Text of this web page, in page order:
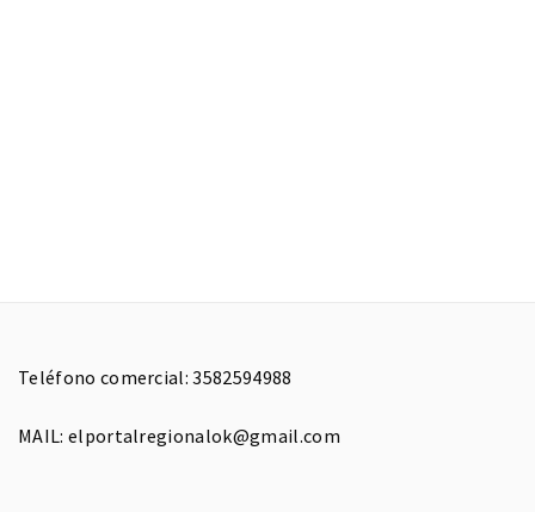
Teléfono comercial: 3582594988
MAIL: elportalregionalok@gmail.com